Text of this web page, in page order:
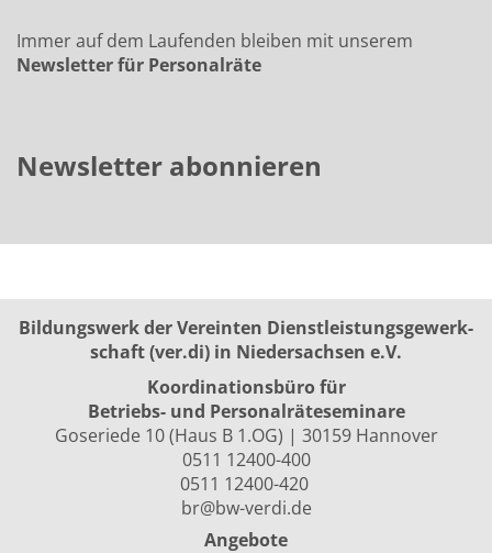
Immer auf dem Laufenden bleiben mit unserem
Newsletter für Personalräte
Newsletter abonnieren
Bildungswerk der Vereinten Dienst­leis­tungs­ge­werk­
schaft (ver.di) in Niedersachsen e.V.
Koordinationsbüro für
Betriebs- und Personalräte­seminare
Goseriede 10 (Haus B 1.OG) | 30159 Hannover
0511 12400-400
0511 12400-420
br@bw-verdi.de
Angebote